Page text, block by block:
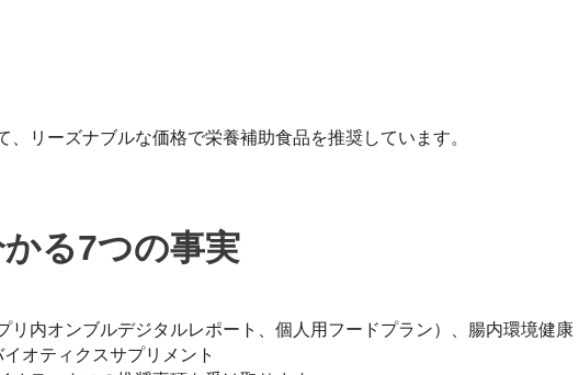
リーズナブルな価格で栄養補助食品を推奨しています。
る7つの事実
リ内オンブルデジタルレポート、個人用フードプラン）、腸内環境健康
オティクスサプリメント